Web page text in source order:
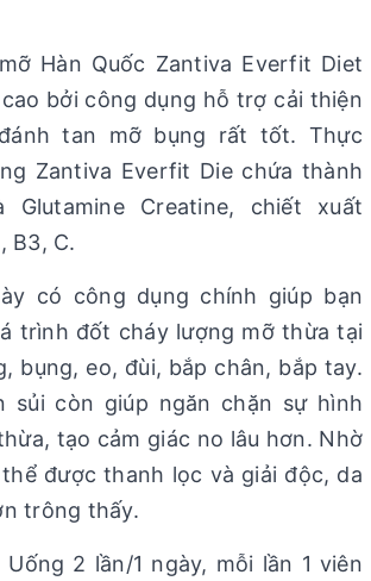
Hàn Quốc Zantiva Everfit Diet
bởi công dụng hỗ trợ cải thiện
tan mỡ bụng rất tốt. Thực
Zantiva Everfit Die chứa thành
Glutamine Creatine, chiết xuất
B3, C.
có công dụng chính giúp bạn
trình đốt cháy lượng mỡ thừa tại
bụng, eo, đùi, bắp chân, bắp tay.
sủi còn giúp ngăn chặn sự hình
tạo cảm giác no lâu hơn. Nhờ
được thanh lọc và giải độc, da
trông thấy.
Uống 2 lần/1 ngày, mỗi lần 1 viên